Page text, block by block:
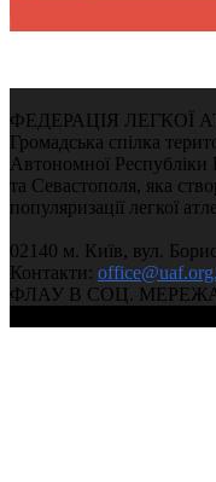
ФЕДЕРАЦІЯ ЛЕГКОЇ
Громадська спілка
Автономної
та Севастополя, яка
популяризації легкої
02140 м. Київ, вул.
Контакти:
ФЛАУ В СОЦ.